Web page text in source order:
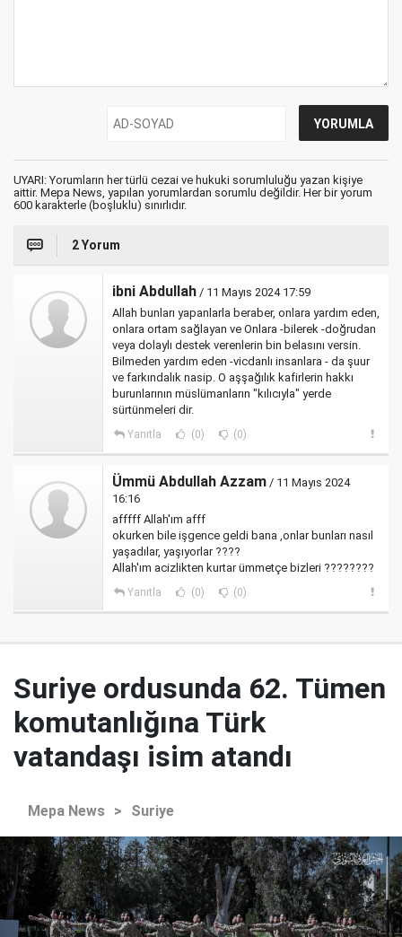
UYARI: Yorumların her türlü cezai ve hukuki sorumluluğu yazan kişiye
aittir. Mepa News, yapılan yorumlardan sorumlu değildir. Her bir yorum
600 karakterle (boşluklu) sınırlıdır.
2 Yorum
ibni Abdullah / 11 Mayıs 2024 17:59
Allah bunları yapanlarla beraber, onlara yardım eden,
onlara ortam sağlayan ve Onlara -bilerek -doğrudan
veya dolaylı destek verenlerin bin belasını versin.
Bilmeden yardım eden -vicdanlı insanlara - da şuur
ve farkındalık nasip. O aşşağılık kafirlerin hakkı
burunlarının müslümanların "kılıcıyla" yerde
sürtünmeleri dir.
Yanıtla (0) (0)
Ümmü Abdullah Azzam / 11 Mayıs 2024
16:16
afffff Allah'ım afff
okurken bile işgence geldi bana ,onlar bunları nasıl
yaşadılar, yaşıyorlar ????
Allah'ım acizlikten kurtar ümmetçe bizleri ????????
Yanıtla (0) (0)
Suriye ordusunda 62. Tümen
komutanlığına Türk
vatandaşı isim atandı
Mepa News > Suriye